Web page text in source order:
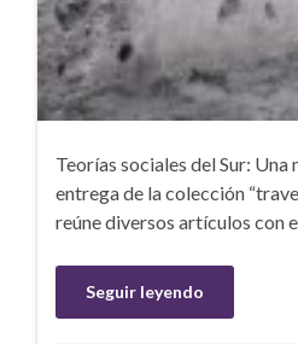
Teorías sociales del Sur:
entrega de la colección
reúne diversos artículos con
Seguir leyendo